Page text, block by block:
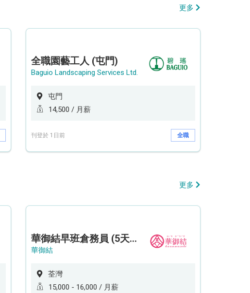
更多
全職園藝工人 (屯門)
Baguio Landscaping Services Ltd.
屯門
14,500 / 月薪
刊登於 1日前 全職
更多
華御結早班倉務員 (5天工作週)
華御結
荃灣
15,000 - 16,000 / 月薪